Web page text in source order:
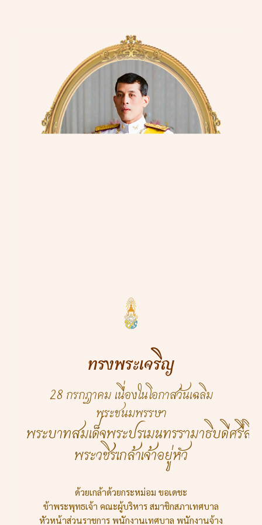
ทรงพระเจริญ
28 กรกฎาคม เนื่องในโอกาสวันเฉลิม
พระชนมพรรษา
พระบาทสมเด็จพระปรเมนทรรามาธิบดีศรี
พระวชิรเกล้าเจ้าอยู่หัว
ด้วยเกล้าด้วยกระหม่อม ขอเดชะ
ข้าพระพุทธเจ้า คณะผู้บริหาร สมาชิกสภาเทศบาล
หัวหน้าส่วนราชการ พนักงานเทศบาล พนักงานจ้าง